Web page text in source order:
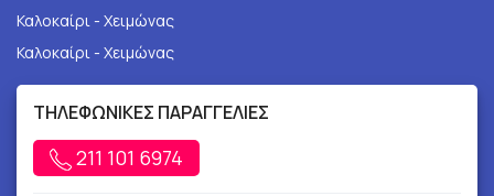
Καλοκαίρι - Χειμώνας
Καλοκαίρι - Χειμώνας
ΤΗΛΕΦΩΝΙΚΕΣ ΠΑΡΑΓΓΕΛΙΕΣ
211 101 6974